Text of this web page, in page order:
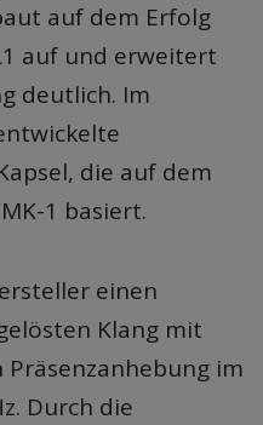
auf dem Erfolg
auf und erweitert
deutlich. Im
die auf dem
1 basiert.
einen
Klang mit
im
Durch die